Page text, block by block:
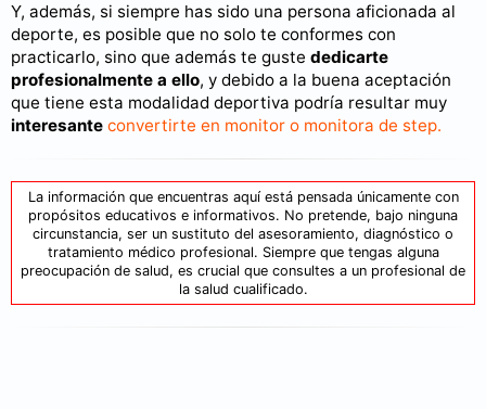
Y, además, si siempre has sido una persona aficionada al
deporte, es posible que no solo te conformes con
practicarlo, sino que además te guste dedicarte
profesionalmente a ello, y debido a la buena aceptación
que tiene esta modalidad deportiva podría resultar muy
interesante convertirte en monitor o monitora de step.
La información que encuentras aquí está pensada únicamente con
propósitos educativos e informativos. No pretende, bajo ninguna
circunstancia, ser un sustituto del asesoramiento, diagnóstico o
tratamiento médico profesional. Siempre que tengas alguna
preocupación de salud, es crucial que consultes a un profesional de
la salud cualificado.